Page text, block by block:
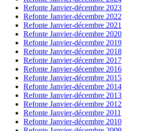
Refonte Janvier-décembre 2023
Refonte Janvier-décembre 2022
Refonte Janvier-décembre 2021
Refonte Janvier-décembre 2020
Refonte Janvier-décembre 2019
Refonte Janvier-décembre 2018
Refonte Janvier-décembre 2017
Refonte Janvier-décembre 2016
Refonte Janvier-décembre 2015
Refonte Janvier-décembre 2014
Refonte Janvier-décembre 2013
Refonte Janvier-décembre 2012
Refonte Janvier-décembre 2011
Refonte Janvier-décembre 2010